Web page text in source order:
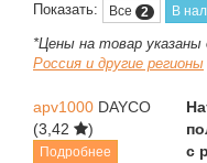
Показать: Все 2 В
*Цены на товар указаны
Россия и другие регионы
apv1000 DAYCO
(3,42
)
Подробнее
с